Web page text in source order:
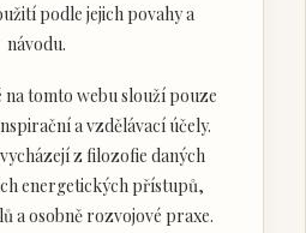
podle jejich povahy a
návodu.
tomto webu slouží pouze
a vzdělávací účely.
z filozofie daných
energetických přístupů,
a osobně rozvojové praxe.